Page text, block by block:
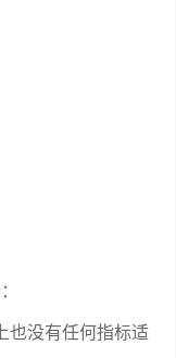
也没有任何指标适